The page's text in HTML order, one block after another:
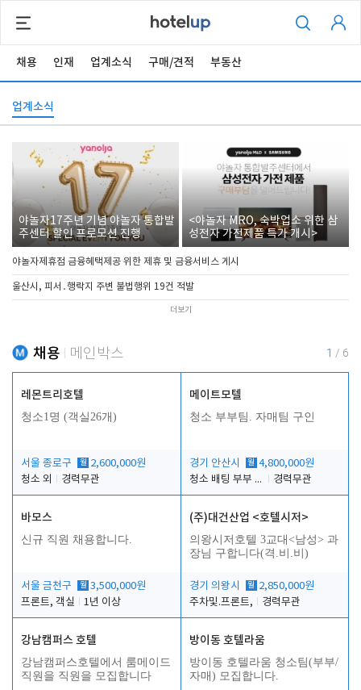
채용 인재 업계소식 구매/견적 부동산
업계소식
야놀자17주년 기념 야놀자 통합발
주센터 할인 프로모션 진행
<야놀자 MRO, 숙박업소 위한 삼
성전자 가전제품 특가 개시>
야놀자제휴점 금융혜택제공 위한 제휴 및 금융서비스 게시
울산시, 피서․행락지 주변 불법행위 19건 적발
더보기
채용 메인박스 1 / 6
레몬트리호텔
청소1명 (객실26개)
서울 종로구 월 2,600,000원
청소 외
경력무관
메이트모텔
청소 부부팀. 자매팀 구인
경기 안산시 월 4,800,000원
청소 배팅 부부 구합니다
경력무관
바모스
신규 직원 채용합니다.
서울 금천구 월 3,500,000원
프론트, 객실
1년 이상
(주)대건산업 <호텔시저>
의왕시저호텔 3교대<남성> 과
장님 구합니다(격.비.비)
경기 의왕시 월 2,850,000원
주차및.프론트,
경력무관
강남캠퍼스 호텔
강남캠퍼스호텔에서 룸메이드
직원을 직원을 모집합니다
방이동 호텔라움
방이동 호텔라움 청소팀(부부/
자매) 모집합니다.